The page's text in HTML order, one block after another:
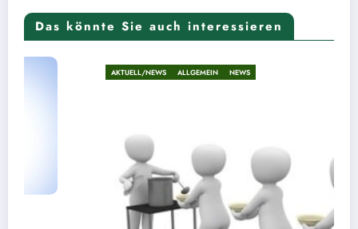
Das könnte Sie auch interessieren
ALLGEMEIN NEWS